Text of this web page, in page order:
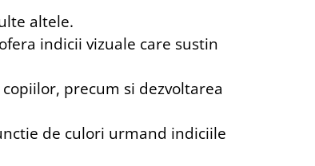
altele.
indicii vizuale care sustin
precum si dezvoltarea
de culori urmand indiciile